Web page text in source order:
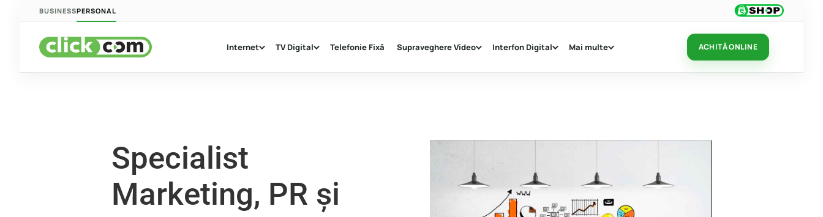
BUSINESSPERSONAL
Internet TV Digital Telefonie Fixă Supraveghere Video Interfon Digital Mai multe ACHITĂ ONLINE
Specialist
Marketing, PR și